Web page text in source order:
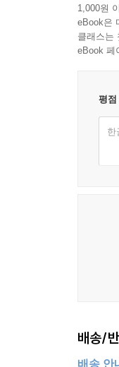
1,000원
eBook은
클래스는
eBook 페
평점
한
배송/
배송 안